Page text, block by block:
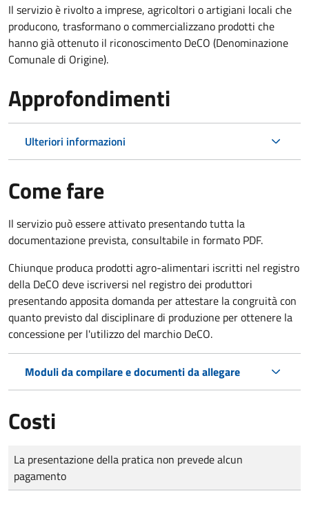
Il servizio è rivolto a imprese, agricoltori o artigiani locali che
producono, trasformano o commercializzano prodotti che
hanno già ottenuto il riconoscimento DeCO (Denominazione
Comunale di Origine).
Approfondimenti
Ulteriori informazioni
Come fare
Il servizio può essere attivato presentando tutta la
documentazione prevista, consultabile in formato PDF.
Chiunque produca prodotti agro-alimentari iscritti nel registro
della DeCO deve iscriversi nel registro dei produttori
presentando apposita domanda per attestare la congruità con
quanto previsto dal disciplinare di produzione per ottenere la
concessione per l'utilizzo del marchio DeCO.
Moduli da compilare e documenti da allegare
Costi
Tipo di pagamento
Importo
La presentazione della pratica non prevede alcun
pagamento